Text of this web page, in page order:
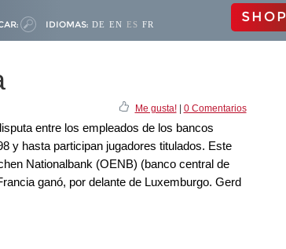
IDIOMAS: DE EN ES FR SHOP
Me gusta!| 0 Comentarios
entre los empleados de los bancos
y hasta participan jugadores titulados. Este
Nationalbank (OENB) (banco central de
ganó, por delante de Luxemburgo. Gerd